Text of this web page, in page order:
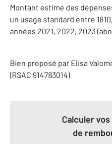
Montant estimé des
un usage standard entre
années 2021, 2022, 2023
Bien proposé par Elisa
(RSAC 914783014)
Calculer
de